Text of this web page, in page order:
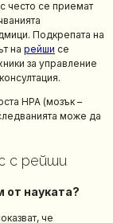
често се приемат
Подкрепата на
на рейши се
за управление
HPA (мозък –
може да
с рейши
науката?
че